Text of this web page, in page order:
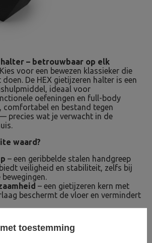
– betrouwbaar op elk
Kies voor een bewezen klassieker die
De HEX gietijzeren halter is een
ideaal voor
oefeningen en full-body
comfortabel en bestand tegen
precies wat je verwacht in de
waard?
– een geribbelde stalen handgreep
veiligheid en stabiliteit, zelfs bij
– een gietijzeren kern met
beschermt de vloer en vermindert
voor push-ups op halters en
stabiliteit belangrijk is.
toestemming